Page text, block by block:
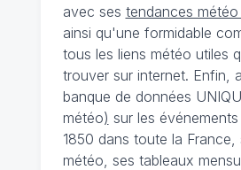
avec ses tendances
ainsi qu'une formidable
tous les liens météo utiles
trouver sur internet. Enfin,
banque de données
météo) sur les
1850 dans toute la France,
météo, ses tableaux